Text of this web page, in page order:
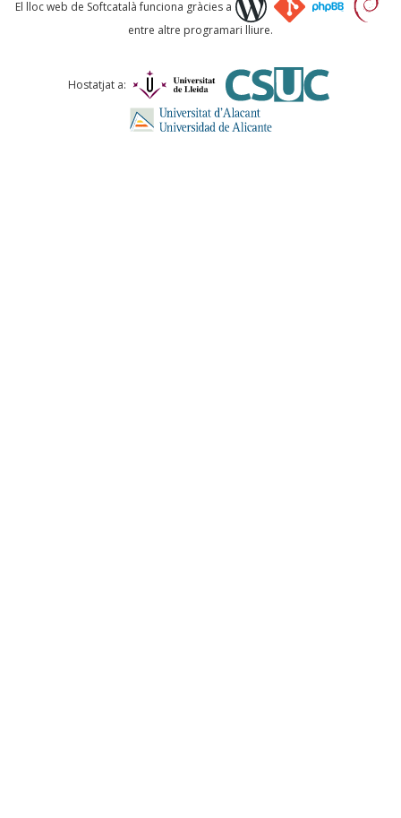
Comentari *
El lloc web de Softcatalà funciona gràcies a
entre altre programari lliure.
Hostatjat a: